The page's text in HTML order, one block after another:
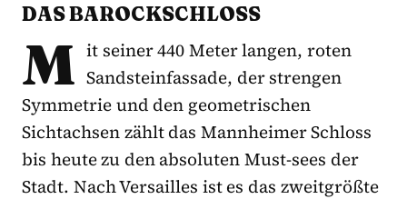
DAS BAROCKSCHLOSS
M it seiner 440 Meter langen, roten
Sandsteinfassade, der strengen
Symmetrie und den geometrischen
Sichtachsen zählt das Mannheimer Schloss
bis heute zu den absoluten Must-sees der
Stadt. Nach Versailles ist es das zweitgrößte